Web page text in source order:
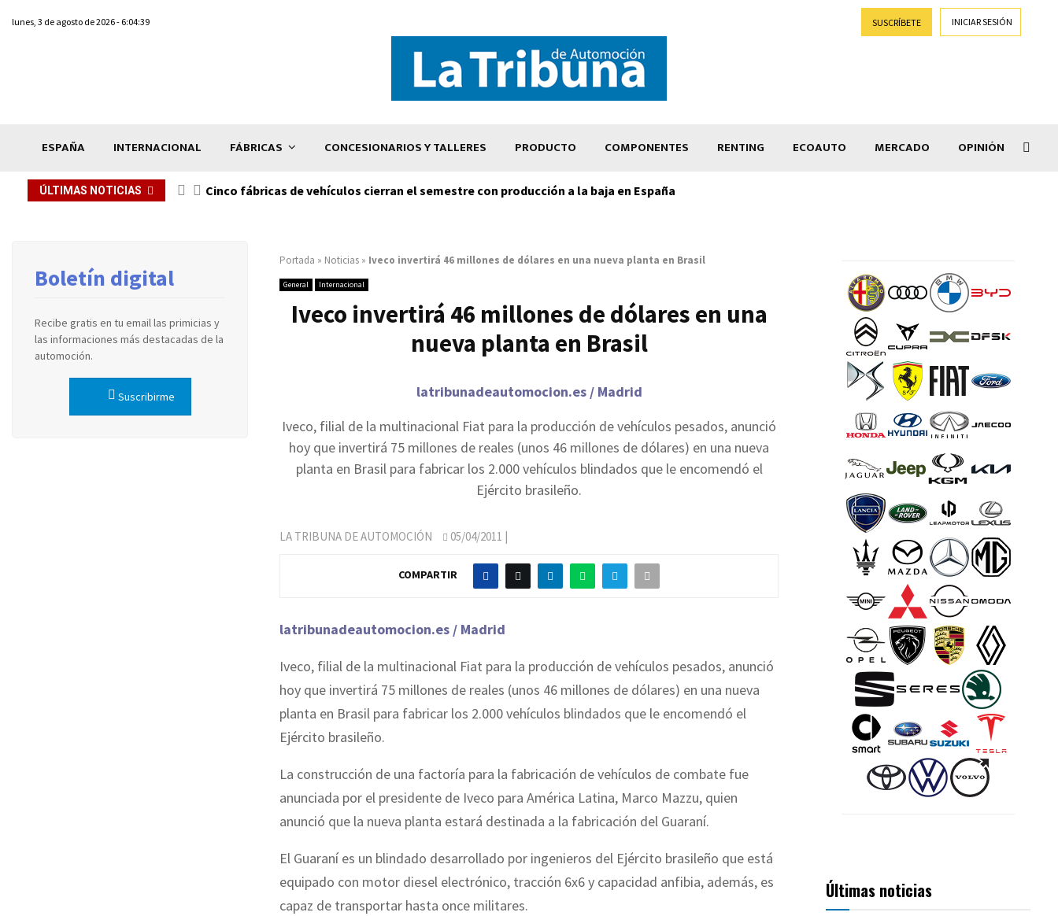
lunes, 3 de agosto de 2026 - 6:04:39 SUSCRÍBETE INICIAR SESIÓN
ESPAÑA INTERNACIONAL FÁBRICAS CONCESIONARIOS Y TALLERES PRODUCTO COMPONENTES RENTING ECOAUTO MERCADO OPINIÓN
ÚLTIMAS NOTICIAS Cinco fábricas de vehículos cierran el semestre con producción a la baja en España
Portada » Noticias » Iveco invertirá 46 millones de dólares en una nueva planta en Brasil
General Internacional
Iveco invertirá 46 millones de dólares en una
nueva planta en Brasil
latribunadeautomocion.es / Madrid
Iveco, filial de la multinacional Fiat para la producción de vehículos pesados, anunció
hoy que invertirá 75 millones de reales (unos 46 millones de dólares) en una nueva
planta en Brasil para fabricar los 2.000 vehículos blindados que le encomendó el
Ejército brasileño.
LA TRIBUNA DE AUTOMOCIÓN 05/04/2011 |
COMPARTIR
latribunadeautomocion.es / Madrid
Iveco, filial de la multinacional Fiat para la producción de vehículos pesados, anunció
hoy que invertirá 75 millones de reales (unos 46 millones de dólares) en una nueva
planta en Brasil para fabricar los 2.000 vehículos blindados que le encomendó el
Ejército brasileño.
La construcción de una factoría para la fabricación de vehículos de combate fue
anunciada por el presidente de Iveco para América Latina, Marco Mazzu, quien
anunció que la nueva planta estará destinada a la fabricación del Guaraní.
El Guaraní es un blindado desarrollado por ingenieros del Ejército brasileño que está
equipado con motor diesel electrónico, tracción 6x6 y capacidad anfibia, además, es
capaz de transportar hasta once militares.
Boletín digital
Recibe gratis en tu email las primicias y
las informaciones más destacadas de la
automoción.
Suscribirme
Últimas noticias